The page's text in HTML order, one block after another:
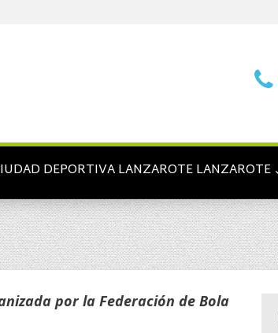
DEPORTIVA LANZAROTE LANZAROTE
por la Federación de Bola